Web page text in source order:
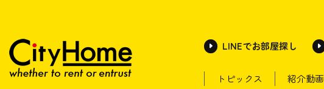
LINEでお部屋探し
トピックス 紹介動画